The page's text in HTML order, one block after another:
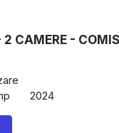
2 CAMERE -
2024